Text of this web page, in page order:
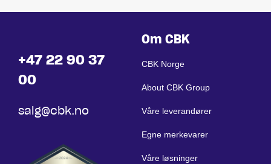
+47 22 90 37
00
salg@cbk.no
Om CBK
CBK Norge
About CBK Group
Våre leverandører
Egne merkevarer
Våre løsninger